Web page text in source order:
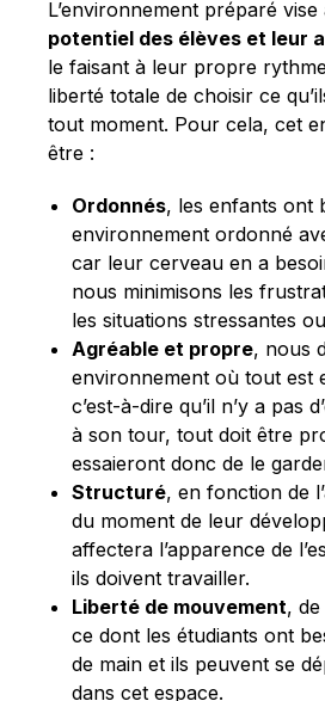
L’environnement préparé vise
potentiel des élèves et leur
le faisant à leur propre
liberté totale de choisir ce
tout moment. Pour cela, cet
être :
Ordonnés, les enfants ont
environnement ordonné
car leur cerveau en a
nous minimisons les
les situations stressantes
Agréable et propre, nous
environnement où tout est
c’est-à-dire qu’il n’y a pas
à son tour, tout doit être
essaieront donc de le
Structuré, en fonction de
du moment de leur
affectera l’apparence de
ils doivent travailler.
Liberté de mouvement,
ce dont les étudiants ont
de main et ils peuvent se
dans cet espace.